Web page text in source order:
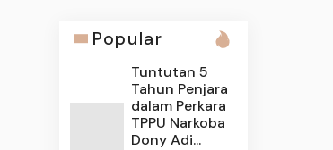
Popular
Tuntutan 5
Tahun Penjara
dalam Perkara
TPPU Narkoba
Dony Adi...